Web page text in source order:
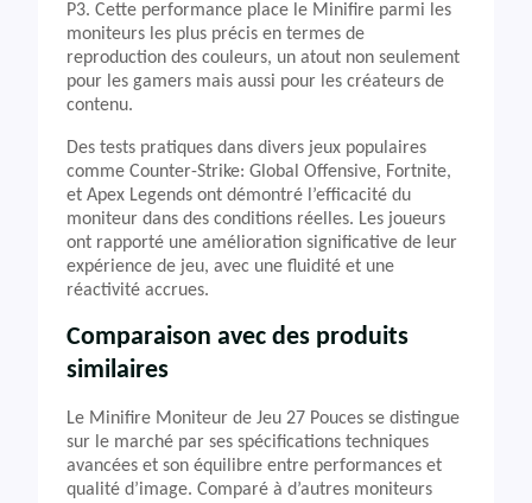
P3. Cette performance place le Minifire parmi les
moniteurs les plus précis en termes de
reproduction des couleurs, un atout non seulement
pour les gamers mais aussi pour les créateurs de
contenu.
Des tests pratiques dans divers jeux populaires
comme Counter-Strike: Global Offensive, Fortnite,
et Apex Legends ont démontré l’efficacité du
moniteur dans des conditions réelles. Les joueurs
ont rapporté une amélioration significative de leur
expérience de jeu, avec une fluidité et une
réactivité accrues.
Comparaison avec des produits
similaires
Le Minifire Moniteur de Jeu 27 Pouces se distingue
sur le marché par ses spécifications techniques
avancées et son équilibre entre performances et
qualité d’image. Comparé à d’autres moniteurs